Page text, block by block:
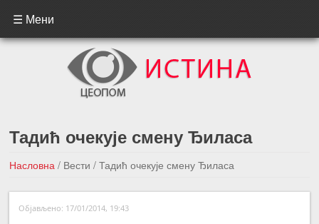
☰ Мени
Тадић очекује смену Ђиласа
Насловна / Вести/ Тадић очекује смену Ђиласа
←Претходна вест
Следећа вест →
Објављено: 17/01/2014, 19:43